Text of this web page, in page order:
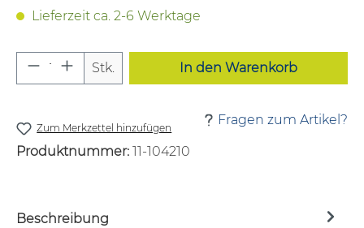
Lieferzeit ca. 2-6 Werktage
Produkt Anzahl: Gib den
Stk. In den Warenkorb
Zum Merkzettel hinzufügen
Fragen zum Artikel?
Produktnummer: 11-104210
Beschreibung